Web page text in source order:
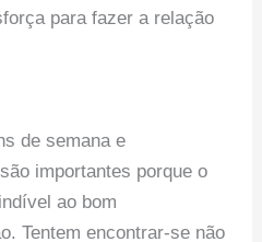
para fazer a relação
de semana e
importantes porque o
ao bom
Tentem encontrar-se não